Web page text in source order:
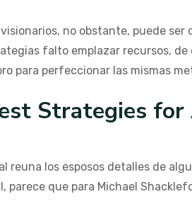
no obstante, puede
falto emplazar recursos,
para perfeccionar las mismas
Strategies
los esposos detalles de
parece que para Michael